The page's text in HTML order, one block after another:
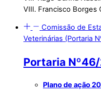
VIII. Francisco Borges
Comissão de
Veterinárias (Portaria
Portaria
Plano de ação